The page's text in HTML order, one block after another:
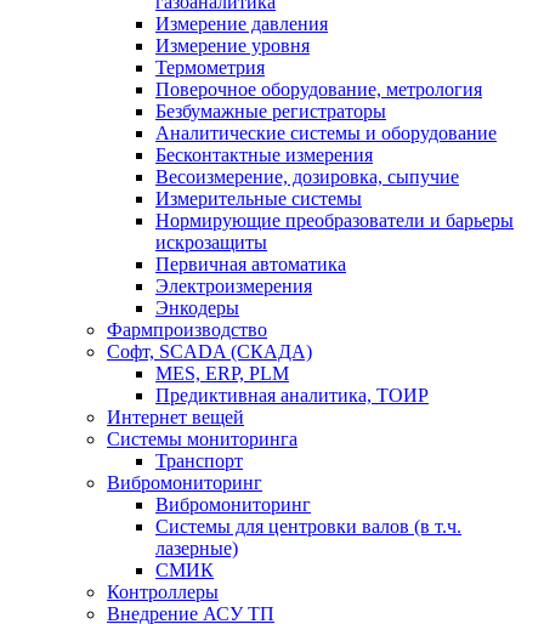
Измерение давления
Измерение уровня
Термометрия
Поверочное оборудование, метрология
Безбумажные регистраторы
Аналитические системы и оборудование
Бесконтактные измерения
Весоизмерение, дозировка, сыпучие
Измерительные системы
Нормирующие преобразователи и барьеры
искрозащиты
Первичная автоматика
Электроизмерения
Энкодеры
Фармпроизводство
Софт, SCADA (СКАДА)
MES, ERP, PLM
Предиктивная аналитика, ТОИР
Интернет вещей
Системы мониторинга
Транспорт
Вибромониторинг
Вибромониторинг
Системы для центровки валов (в т.ч.
лазерные)
СМИК
Контроллеры
Внедрение АСУ ТП